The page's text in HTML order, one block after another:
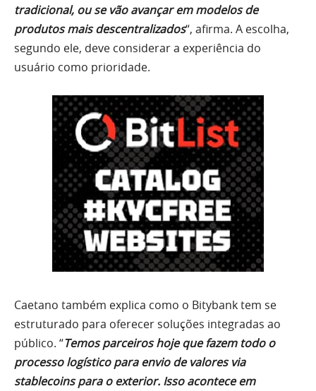
tradicional, ou se vão avançar em modelos de
produtos mais descentralizados“, afirma. A escolha,
segundo ele, deve considerar a experiência do
usuário como prioridade.
Caetano também explica como o Bitybank tem se
estruturado para oferecer soluções integradas ao
público. “Temos parceiros hoje que fazem todo o
processo logístico para envio de valores via
stablecoins para o exterior. Isso acontece em